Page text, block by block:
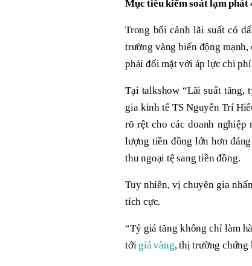
Mục tiêu kiểm soát lạm
Trong bối cảnh lãi suất có
trường vàng biến động
phải đối mặt với áp lực chi
Tại talkshow “Lãi suất tăng,
gia kinh tế TS Nguyễn Trí
rõ rệt cho các doanh nghiệp
lượng tiền đồng lớn hơn
thu ngoại tệ sang tiền đồng.
Tuy nhiên, vị chuyên gia
tích cực.
“Tỷ giá tăng không chỉ làm
tới giá vàng, thị trường chứng